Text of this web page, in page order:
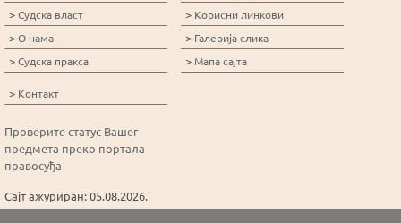
>Судска власт
>О нама
>Судска пракса
> Корисни линкови
> Галерија слика
>Мапа сајта
> Контакт
Проверите статус Вашег
предмета преко портала
правосуђа
Сајт ажуриран: 05.08.2026.